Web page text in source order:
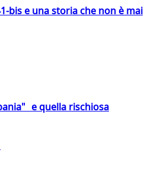
bis e una storia che non è mai
e quella rischiosa